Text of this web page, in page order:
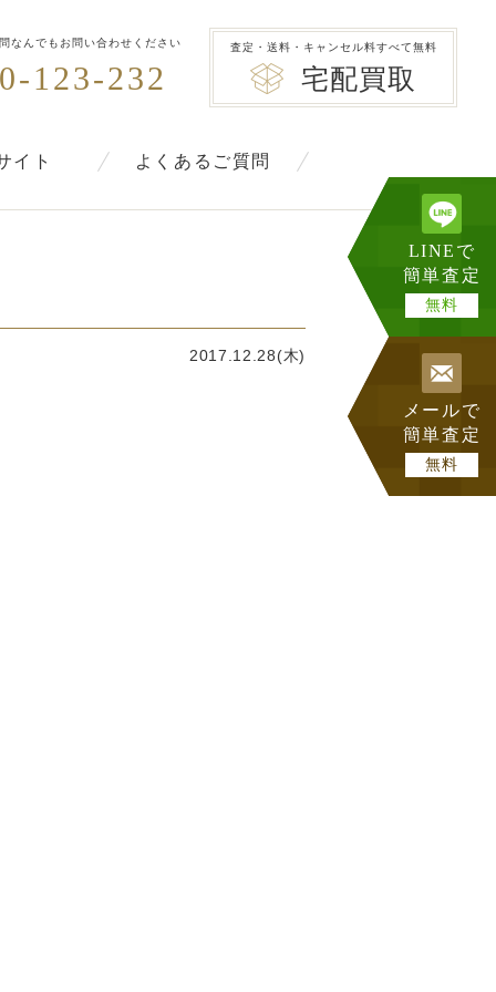
なんでもお問い合わせください
123-232
査定・送料・キャンセル料すべて無料
宅配買取
イト よくあるご質問
2017.12.28(木)
LINEで
簡単査定
無料
メールで
簡単査定
無料